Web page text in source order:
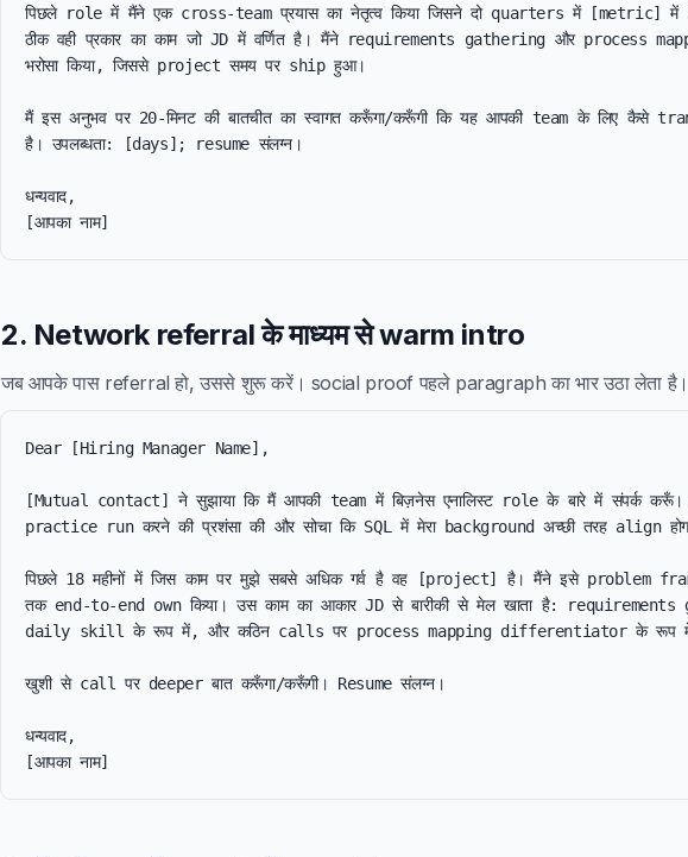
पिछले role में मैंने एक cross-team प्रयास का नेतृत्व किया जिसने दो quarters में [metric] में
ठीक वही प्रकार का काम जो JD में वर्णित है। मैंने requirements gathering और process
भरोसा किया, जिससे project समय पर ship हुआ।
मैं इस अनुभव पर 20-मिनट की बातचीत का स्वागत करूँगा/करूँगी कि यह आपकी team के लिए कैसे
है। उपलब्धता: [days]; resume संलग्न।
धन्यवाद,
[आपका नाम]
2. Network referral के माध्यम से warm intro
जब आपके पास referral हो, उससे शुरू करें। social proof पहले paragraph का भार उठा लेता है।
Dear [Hiring Manager Name],
[Mutual contact] ने सुझाया कि मैं आपकी team में बिज़नेस एनालिस्ट role के बारे में संपर्क करूँ।
practice run करने की प्रशंसा की और सोचा कि SQL में मेरा background अच्छी तरह align
पिछले 18 महीनों में जिस काम पर मुझे सबसे अधिक गर्व है वह [project] है। मैंने इसे problem
तक end-to-end own किया। उस काम का आकार JD से बारीकी से मेल खाता है:
daily skill के रूप में, और कठिन calls पर process mapping differentiator के रूप
खुशी से call पर deeper बात करूँगा/करूँगी। Resume संलग्न।
धन्यवाद,
[आपका नाम]